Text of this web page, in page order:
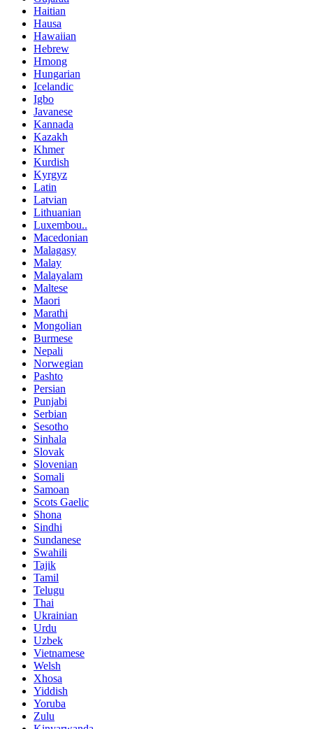
Haitian
Hausa
Hawaiian
Hebrew
Hmong
Hungarian
Icelandic
Igbo
Javanese
Kannada
Kazakh
Khmer
Kurdish
Kyrgyz
Latin
Latvian
Lithuanian
Luxembou..
Macedonian
Malagasy
Malay
Malayalam
Maltese
Maori
Marathi
Mongolian
Burmese
Nepali
Norwegian
Pashto
Persian
Punjabi
Serbian
Sesotho
Sinhala
Slovak
Slovenian
Somali
Samoan
Scots Gaelic
Shona
Sindhi
Sundanese
Swahili
Tajik
Tamil
Telugu
Thai
Ukrainian
Urdu
Uzbek
Vietnamese
Welsh
Xhosa
Yiddish
Yoruba
Zulu